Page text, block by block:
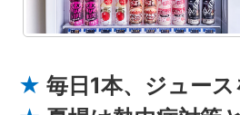
★ 毎日1本、ジュー